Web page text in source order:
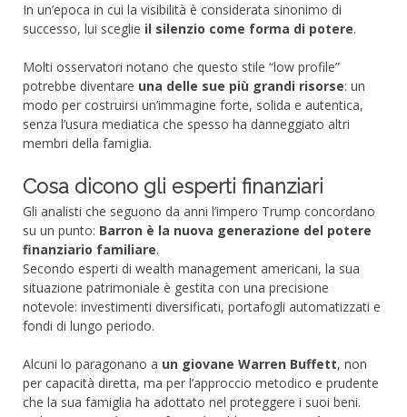
In un’epoca in cui la visibilità è considerata sinonimo di
successo, lui sceglie il silenzio come forma di potere.
Molti osservatori notano che questo stile “low profile”
potrebbe diventare una delle sue più grandi risorse: un
modo per costruirsi un’immagine forte, solida e autentica,
senza l’usura mediatica che spesso ha danneggiato altri
membri della famiglia.
Cosa dicono gli esperti finanziari
Gli analisti che seguono da anni l’impero Trump concordano
su un punto: Barron è la nuova generazione del potere
finanziario familiare.
Secondo esperti di wealth management americani, la sua
situazione patrimoniale è gestita con una precisione
notevole: investimenti diversificati, portafogli automatizzati e
fondi di lungo periodo.
Alcuni lo paragonano a un giovane Warren Buffett, non
per capacità diretta, ma per l’approccio metodico e prudente
che la sua famiglia ha adottato nel proteggere i suoi beni.